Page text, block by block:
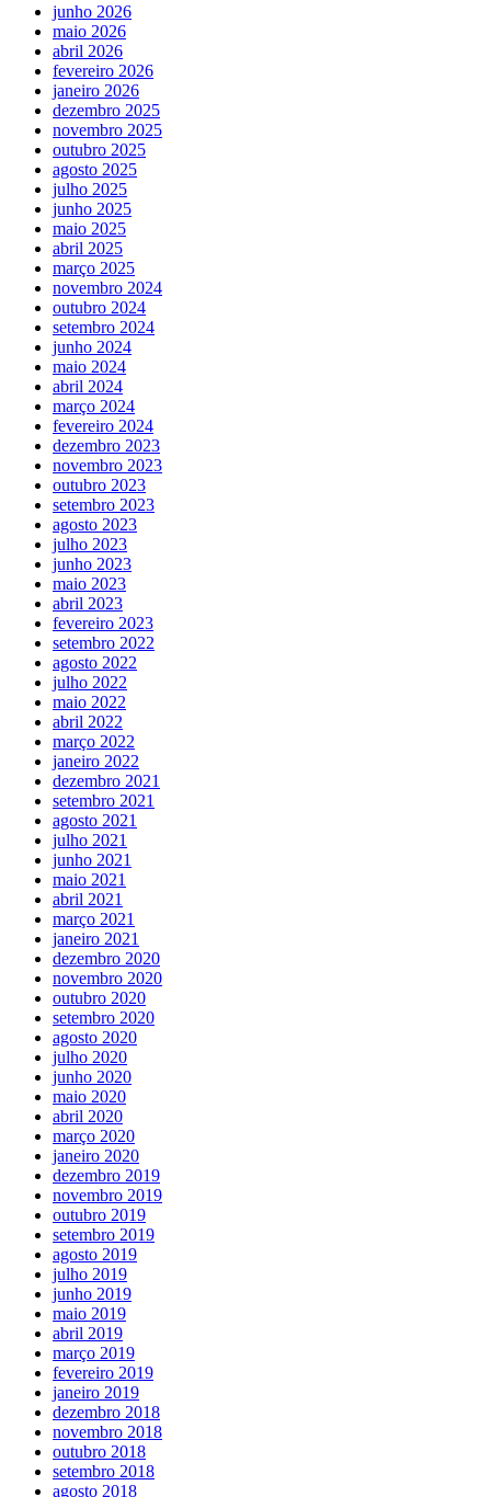
junho 2026
maio 2026
abril 2026
fevereiro 2026
janeiro 2026
dezembro 2025
novembro 2025
outubro 2025
agosto 2025
julho 2025
junho 2025
maio 2025
abril 2025
março 2025
novembro 2024
outubro 2024
setembro 2024
junho 2024
maio 2024
abril 2024
março 2024
fevereiro 2024
dezembro 2023
novembro 2023
outubro 2023
setembro 2023
agosto 2023
julho 2023
junho 2023
maio 2023
abril 2023
fevereiro 2023
setembro 2022
agosto 2022
julho 2022
maio 2022
abril 2022
março 2022
janeiro 2022
dezembro 2021
setembro 2021
agosto 2021
julho 2021
junho 2021
maio 2021
abril 2021
março 2021
janeiro 2021
dezembro 2020
novembro 2020
outubro 2020
setembro 2020
agosto 2020
julho 2020
junho 2020
maio 2020
abril 2020
março 2020
janeiro 2020
dezembro 2019
novembro 2019
outubro 2019
setembro 2019
agosto 2019
julho 2019
junho 2019
maio 2019
abril 2019
março 2019
fevereiro 2019
janeiro 2019
dezembro 2018
novembro 2018
outubro 2018
setembro 2018
agosto 2018